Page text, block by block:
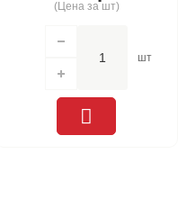
(Цена за шт)
шт